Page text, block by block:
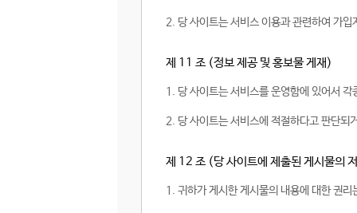
2. 당 사이트는 서비스 이용과 관련하여 가
제 11 조 (정보 제공 및 홍보물 게재)
1. 당 사이트는 서비스를 운영함에 있어서
2. 당 사이트는 서비스에 적절하다고 판단되
제 12 조 (당 사이트에 제출된 게시물의
1. 귀하가 게시한 게시물의 내용에 대한 권리